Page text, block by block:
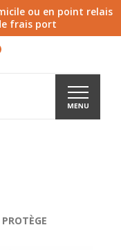
ou en point relais
frais port
PROTÈGE